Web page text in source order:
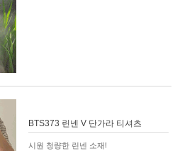
BTS373 린넨 V 단가라 티셔츠
시원 청량한 린넨 소재!